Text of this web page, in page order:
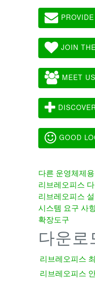
JOIN
MEET
GOOD
다른 운영체제
리브레오피스
리브레오피스
시스템 요구 사
확장도구
다운로
리브레오피스
리브레오피스